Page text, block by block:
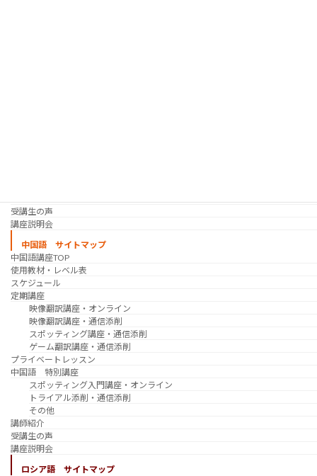
受講生の声
講座説明会
中国語 サイトマップ
中国語講座TOP
使用教材・レベル表
スケジュール
定期講座
映像翻訳講座・オンライン
映像翻訳講座・通信添削
スポッティング講座・通信添削
ゲーム翻訳講座・通信添削
プライベートレッスン
中国語 特別講座
スポッティング入門講座・オンライン
トライアル添削・通信添削
その他
講師紹介
受講生の声
講座説明会
ロシア語 サイトマップ